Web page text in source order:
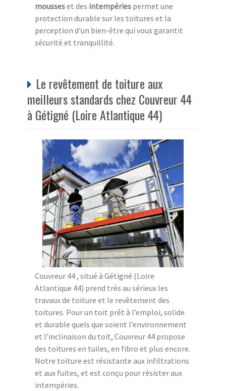
mousseset des intempéries permet une
protection durable sur les toitures et la
perception d'un bien-être qui vous garantit
sécurité et tranquillité.
Le revêtement de toiture aux
meilleurs standards chez Couvreur 44
à Gétigné (Loire Atlantique 44)
Couvreur 44 , situé à Gétigné (Loire
Atlantique 44) prend très au sérieux les
travaux de toiture et le revêtement des
toitures. Pour un toit prêt à l’emploi, solide
et durable quels que soient l’environnement
et l'inclinaison du toit, Couvreur 44 propose
des toitures en tuiles, en fibro et plus encore.
Notre toiture est résistante aux infiltrations
et aux fuites, et est conçu pour résister aux
intempéries.